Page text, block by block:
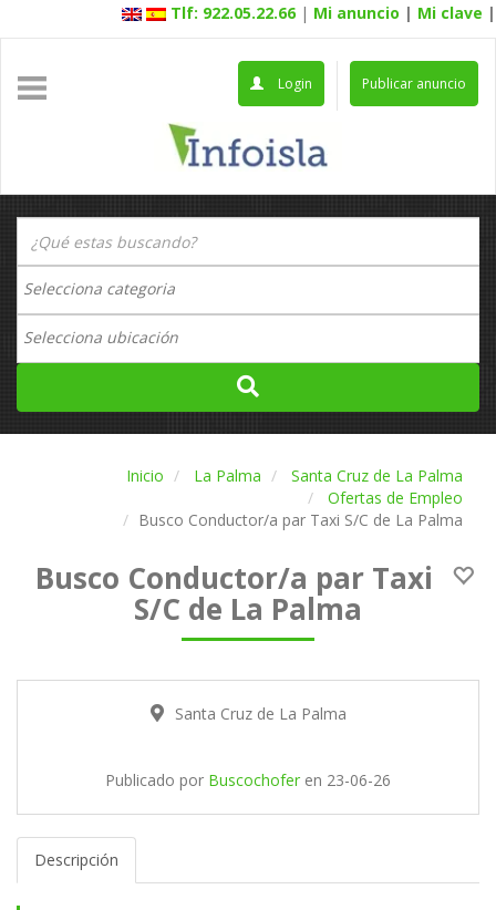
Tlf: 922.05.22.66 | Mi anuncio | Mi clave |
Publicar anuncio
Login
Inicio La Palma
Santa Cruz de La Palma
Ofertas de Empleo
Busco Conductor/a par Taxi S/C de La Palma
Busco Conductor/a par Taxi
S/C de La Palma
Santa Cruz de La Palma
Publicado por Buscochofer en 23-06-26
Descripción